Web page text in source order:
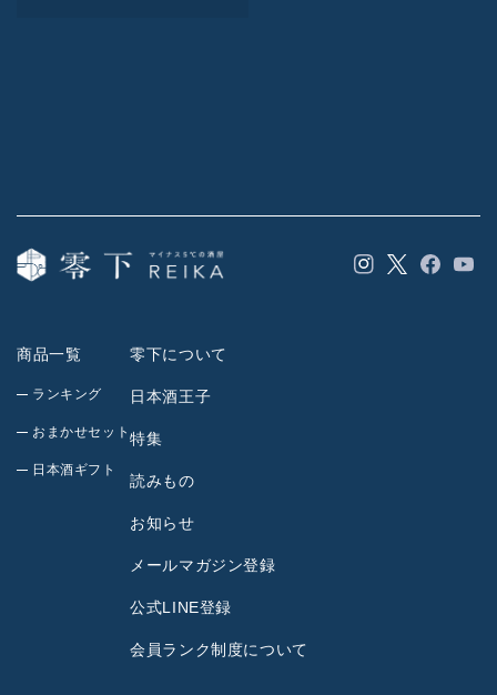
Instagram
TwitterFacebook
商品一覧
ランキング
おまかせセット
日本酒ギフト
零下について
日本酒王子
特集
読みもの
お知らせ
メールマガジン登録
公式LINE登録
会員ランク制度について